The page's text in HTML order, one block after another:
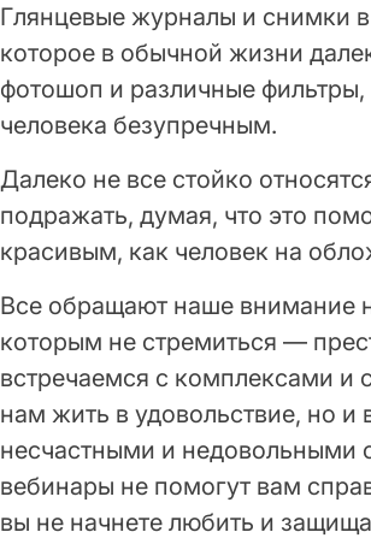
Глянцевые журналы и снимки
которое в обычной жизни
фотошоп и различные
человека безупречным.
Далеко не все стойко
подражать, думая, что это
красивым, как человек на
Все обращают наше внимание
которым не стремиться —
встречаемся с комплексами и
нам жить в удовольствие, но и
несчастными и недовольными
вебинары не помогут вам
вы не начнете любить и